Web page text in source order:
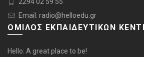
Email: radio@helloedu.gr
ΟΜΙΛΟΣ ΕΚΠΑΙΔΕΥΤΙΚΩΝ
Hello: A great place to be!